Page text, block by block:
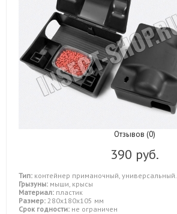
Отзывов (0)
390 руб.
Тип: контейнер приманочный, универсальный.
Грызуны: мыши, крысы
Материал: пластик
Размер: 280х180х105 мм
Срок годности: не ограничен